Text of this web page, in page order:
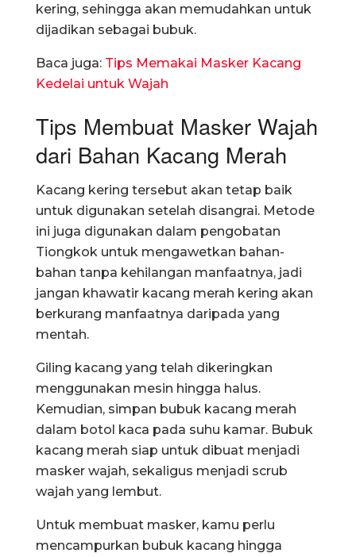
kering, sehingga akan memudahkan untuk
dijadikan sebagai bubuk.
Baca juga: Tips Memakai Masker Kacang
Kedelai untuk Wajah
Tips Membuat Masker Wajah
dari Bahan Kacang Merah
Kacang kering tersebut akan tetap baik
untuk digunakan setelah disangrai. Metode
ini juga digunakan dalam pengobatan
Tiongkok untuk mengawetkan bahan-
bahan tanpa kehilangan manfaatnya, jadi
jangan khawatir kacang merah kering akan
berkurang manfaatnya daripada yang
mentah.
Giling kacang yang telah dikeringkan
menggunakan mesin hingga halus.
Kemudian, simpan bubuk kacang merah
dalam botol kaca pada suhu kamar. Bubuk
kacang merah siap untuk dibuat menjadi
masker wajah, sekaligus menjadi scrub
wajah yang lembut.
Untuk membuat masker, kamu perlu
mencampurkan bubuk kacang hingga